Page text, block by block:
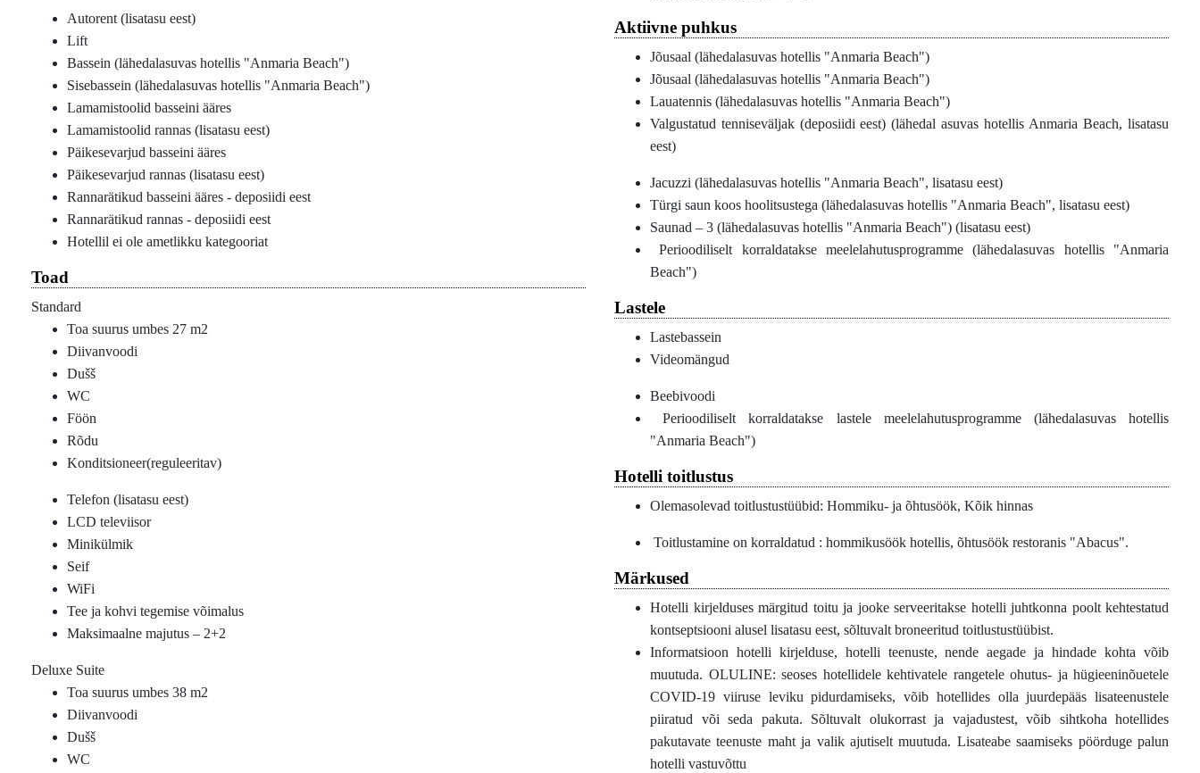
Autorent (lisatasu eest)
Lift
Bassein (lähedalasuvas hotellis "Anmaria Beach")
Sisebassein (lähedalasuvas hotellis "Anmaria Beach")
Lamamistoolid basseini ääres
Lamamistoolid rannas (lisatasu eest)
Päikesevarjud basseini ääres
Päikesevarjud rannas (lisatasu eest)
Rannarätikud basseini ääres - deposiidi eest
Rannarätikud rannas - deposiidi eest
Hotellil ei ole ametlikku kategooriat
Toad
Standard
Toa suurus umbes 27 m2
Diivanvoodi
Dušš
WC
Föön
Rõdu
Konditsioneer(reguleeritav)
Telefon (lisatasu eest)
LCD televiisor
Minikülmik
Seif
WiFi
Tee ja kohvi tegemise võimalus
Maksimaalne majutus – 2+2
Deluxe Suite
Toa suurus umbes 38 m2
Diivanvoodi
Dušš
WC
Aktiivne puhkus
Jõusaal (lähedalasuvas hotellis "Anmaria Beach")
Jõusaal (lähedalasuvas hotellis "Anmaria Beach")
Lauatennis (lähedalasuvas hotellis "Anmaria Beach")
Valgustatud tenniseväljak (deposiidi eest) (lähedal asuvas hotellis Anmaria Beach, lisatasu
eest)
Jacuzzi (lähedalasuvas hotellis "Anmaria Beach", lisatasu eest)
Türgi saun koos hoolitsustega (lähedalasuvas hotellis "Anmaria Beach", lisatasu eest)
Saunad – 3 (lähedalasuvas hotellis "Anmaria Beach") (lisatasu eest)
Perioodiliselt korraldatakse meelelahutusprogramme (lähedalasuvas hotellis "Anmaria
Beach")
Lastele
Lastebassein
Videomängud
Beebivoodi
Perioodiliselt korraldatakse lastele meelelahutusprogramme (lähedalasuvas hotellis
"Anmaria Beach")
Hotelli toitlustus
Olemasolevad toitlustustüübid: Hommiku- ja õhtusöök, Kõik hinnas
Toitlustamine on korraldatud : hommikusöök hotellis, õhtusöök restoranis "Abacus".
Märkused
Hotelli kirjelduses märgitud toitu ja jooke serveeritakse hotelli juhtkonna poolt kehtestatud
kontseptsiooni alusel lisatasu eest, sõltuvalt broneeritud toitlustustüübist.
Informatsioon hotelli kirjelduse, hotelli teenuste, nende aegade ja hindade kohta võib
muutuda. OLULINE: seoses hotellidele kehtivatele rangetele ohutus- ja hügieeninõuetele
COVID-19 viiruse leviku pidurdamiseks, võib hotellides olla juurdepääs lisateenustele
piiratud või seda pakuta. Sõltuvalt olukorrast ja vajadustest, võib sihtkoha hotellides
pakutavate teenuste maht ja valik ajutiselt muutuda. Lisateabe saamiseks pöörduge palun
hotelli vastuvõttu